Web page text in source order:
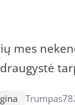
mes
Trumpas